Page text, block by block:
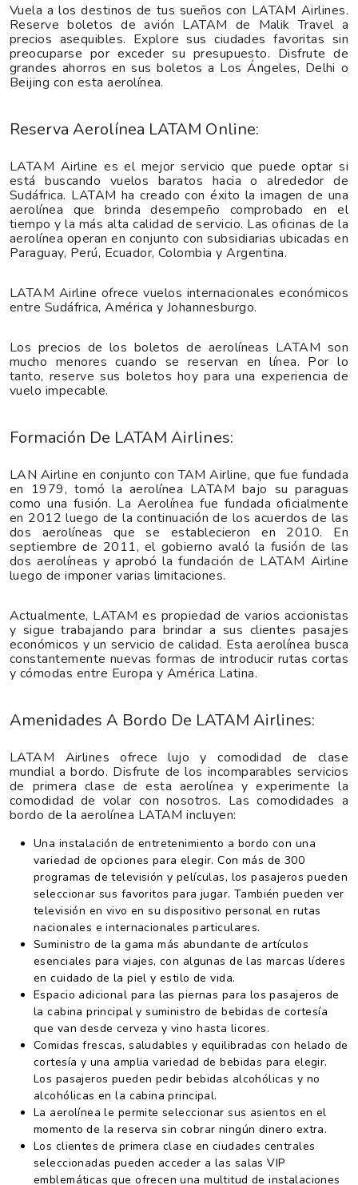
Vuela a los destinos de tus sueños con LATAM Airlines.
Reserve boletos de avión LATAM de Malik Travel a
precios asequibles. Explore sus ciudades favoritas sin
preocuparse por exceder su presupuesto. Disfrute de
grandes ahorros en sus boletos a Los Ángeles, Delhi o
Beijing con esta aerolínea.
Reserva Aerolínea LATAM Online:
LATAM Airline es el mejor servicio que puede optar si
está buscando vuelos baratos hacia o alrededor de
Sudáfrica. LATAM ha creado con éxito la imagen de una
aerolínea que brinda desempeño comprobado en el
tiempo y la más alta calidad de servicio. Las oficinas de la
aerolínea operan en conjunto con subsidiarias ubicadas en
Paraguay, Perú, Ecuador, Colombia y Argentina.
LATAM Airline ofrece vuelos internacionales económicos
entre Sudáfrica, América y Johannesburgo.
Los precios de los boletos de aerolíneas LATAM son
mucho menores cuando se reservan en línea. Por lo
tanto, reserve sus boletos hoy para una experiencia de
vuelo impecable.
Formación De LATAM Airlines:
LAN Airline en conjunto con TAM Airline, que fue fundada
en 1979, tomó la aerolínea LATAM bajo su paraguas
como una fusión. La Aerolínea fue fundada oficialmente
en 2012 luego de la continuación de los acuerdos de las
dos aerolíneas que se establecieron en 2010. En
septiembre de 2011, el gobierno avaló la fusión de las
dos aerolíneas y aprobó la fundación de LATAM Airline
luego de imponer varias limitaciones.
Actualmente, LATAM es propiedad de varios accionistas
y sigue trabajando para brindar a sus clientes pasajes
económicos y un servicio de calidad. Esta aerolínea busca
constantemente nuevas formas de introducir rutas cortas
y cómodas entre Europa y América Latina.
Amenidades A Bordo De LATAM Airlines:
LATAM Airlines ofrece lujo y comodidad de clase
mundial a bordo. Disfrute de los incomparables servicios
de primera clase de esta aerolínea y experimente la
comodidad de volar con nosotros. Las comodidades a
bordo de la aerolínea LATAM incluyen:
Una instalación de entretenimiento a bordo con una
variedad de opciones para elegir. Con más de 300
programas de televisión y películas, los pasajeros pueden
seleccionar sus favoritos para jugar. También pueden ver
televisión en vivo en su dispositivo personal en rutas
nacionales e internacionales particulares.
Suministro de la gama más abundante de artículos
esenciales para viajes, con algunas de las marcas líderes
en cuidado de la piel y estilo de vida.
Espacio adicional para las piernas para los pasajeros de
la cabina principal y suministro de bebidas de cortesía
que van desde cerveza y vino hasta licores.
Comidas frescas, saludables y equilibradas con helado de
cortesía y una amplia variedad de bebidas para elegir.
Los pasajeros pueden pedir bebidas alcohólicas y no
alcohólicas en la cabina principal.
La aerolínea le permite seleccionar sus asientos en el
momento de la reserva sin cobrar ningún dinero extra.
Los clientes de primera clase en ciudades centrales
seleccionadas pueden acceder a las salas VIP
emblemáticas que ofrecen una multitud de instalaciones